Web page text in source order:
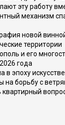
эту работу
механизм
новой
территории
и его
года
эпоху
на борьбу с